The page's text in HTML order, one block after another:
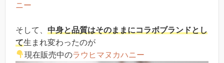
ニー
そして、 中身と品質はそのままにコラボブランドとし
て生まれ変わったのが
現在販売中のラウヒマヌカハニー